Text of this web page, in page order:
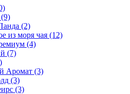
(9)
(2)
из моря чая (12)
(4)
(7)
Аромат (3)
(3)
(3)